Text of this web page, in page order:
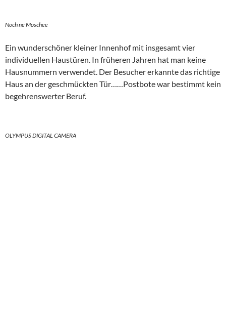
Noch ne Moschee
Ein wunderschöner kleiner Innenhof mit insgesamt vier
individuellen Haustüren. In früheren Jahren hat man keine
Hausnummern verwendet. Der Besucher erkannte das richtige
Haus an der geschmückten Tür……Postbote war bestimmt kein
begehrenswerter Beruf.
OLYMPUS DIGITAL CAMERA